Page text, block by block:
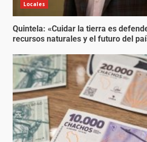
Locales
Quintela: «Cuidar la tierra es
recursos naturales y el futuro del